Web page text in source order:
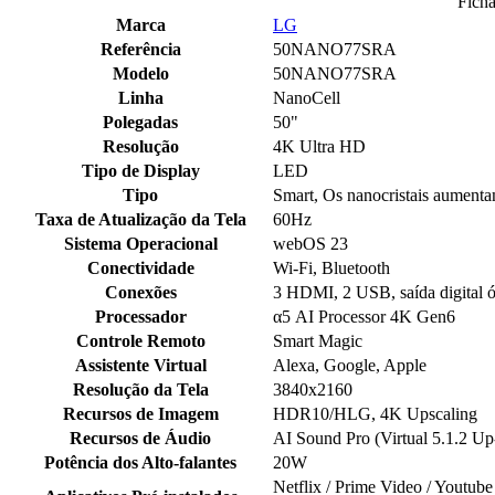
Marca
LG
Referência
50NANO77SRA
Modelo
50NANO77SRA
Linha
NanoCell
Polegadas
50"
Resolução
4K Ultra HD
Tipo de Display
LED
Tipo
Smart, Os nanocristais
Taxa de Atualização da Tela
60Hz
Sistema Operacional
webOS 23
Conectividade
Wi-Fi, Bluetooth
Conexões
3 HDMI, 2 USB, saída digital
Processador
α5 AI Processor 4K Gen6
Controle Remoto
Smart Magic
Assistente Virtual
Alexa, Google, Apple
Resolução da Tela
3840x2160
Recursos de Imagem
HDR10/HLG, 4K Upscaling
Recursos de Áudio
AI Sound Pro (Virtual 5.1.2
Potência dos Alto-falantes
20W
Netflix / Prime Video /